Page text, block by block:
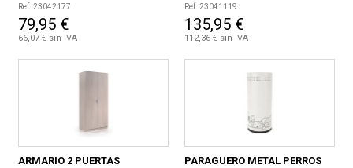
Ref. 23042177
79,95 €
66,07 € sin IVA
Ref. 23041119
135,95 €
112,36 € sin IVA
ARMARIO 2 PUERTAS PARAGUERO METAL PERROS